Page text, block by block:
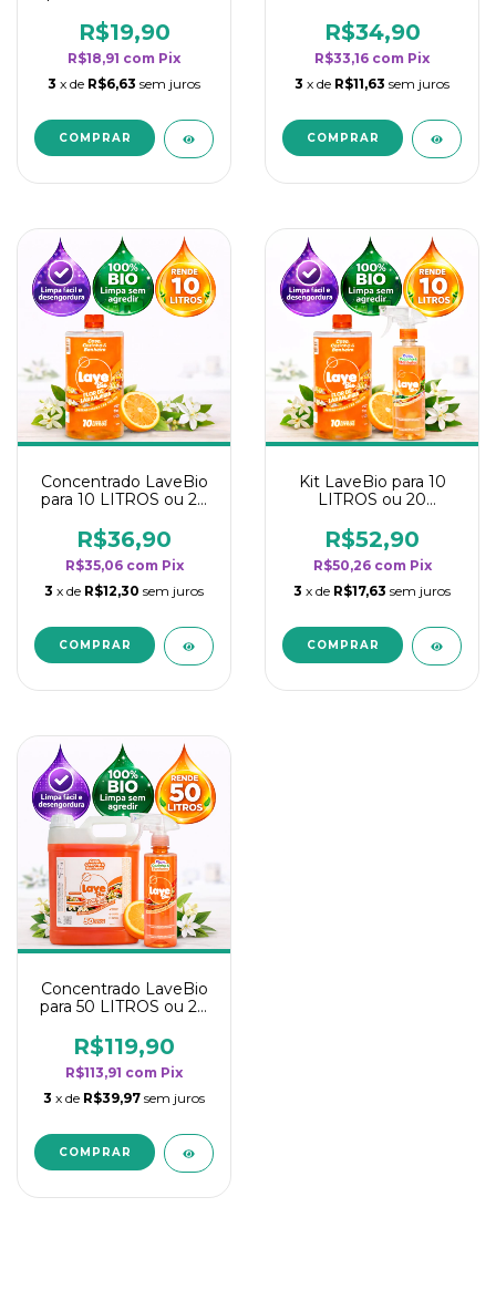
rendimento da
categoria - Flor de
Laranjeira
R$19,90
R$18,91 com Pix
3 x de R$6,63 sem juros
rendimento da
categoria - Flor de
Laranjeira
R$34,90
R$33,16 com Pix
3 x de R$11,63 sem juros
Concentrado LaveBio
para 10 LITROS ou 20
rendimento da
categoria - Flor de
Laranjeira
R$36,90
R$35,06 com Pix
3 x de R$12,30 sem juros
Kit LaveBio para 10
LITROS ou 20
rendimento da
categoria - Flor de
Laranjeira
R$52,90
R$50,26 com Pix
3 x de R$17,63 sem juros
Concentrado LaveBio
para 50 LITROS ou 20
rendimento da
categoria - Flor de
Laranjeira
R$119,90
R$113,91 com Pix
3 x de R$39,97 sem juros